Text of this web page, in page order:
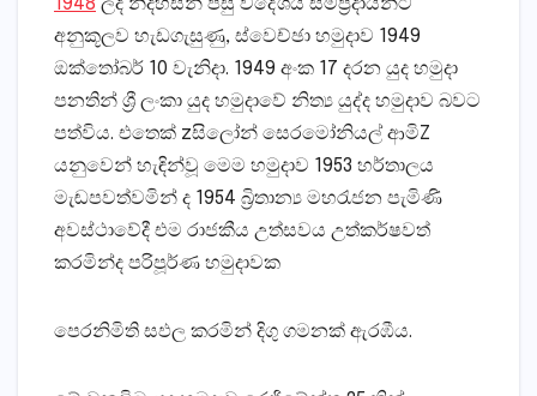
1948 ලද නිදහසින් පසු විදේශීය සම්ප්‍රදායන්ට
අනුකූලව හැඩගැසුණු, ස්‌වෙච්ඡා හමුදාව 1949
ඔක්‌තෝබර් 10 වැනිදා. 1949 අංක 17 දරන යුද හමුදා
පනතින් ශ්‍රී ලංකා යුද හමුදාවේ නිත්‍ය යුද්ද හමුදාව බවට
පත්විය. එතෙක්‌ zසිලෝන් සෙරමෝනියල් ආමිZ
යනුවෙන් හැඳින්වූ මෙම හමුදාව 1953 හර්තාලය
මැඬපවත්වමින් ද 1954 බ්‍රිතාන්‍ය මහරැජන පැමිණි
අවස්‌ථාවේදී එම රාජකීය උත්සවය උත්කර්ෂවත්
කරමින්ද පරිපූර්ණ හමුදාවක
පෙරනිමිති සඵල කරමින් දිගු ගමනක්‌ ඇරඹීය.